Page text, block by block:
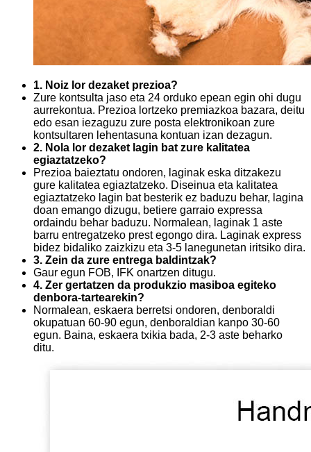
1. Noiz lor dezaket prezioa?
Zure kontsulta jaso eta 24 orduko epean egin ohi dugu
aurrekontua. Prezioa lortzeko premiazkoa bazara, deitu
edo esan iezaguzu zure posta elektronikoan zure
kontsultaren lehentasuna kontuan izan dezagun.
2. Nola lor dezaket lagin bat zure kalitatea
egiaztatzeko?
Prezioa baieztatu ondoren, laginak eska ditzakezu
gure kalitatea egiaztatzeko. Diseinua eta kalitatea
egiaztatzeko lagin bat besterik ez baduzu behar, lagina
doan emango dizugu, betiere garraio expressa
ordaindu behar baduzu. Normalean, laginak 1 aste
barru entregatzeko prest egongo dira. Laginak express
bidez bidaliko zaizkizu eta 3-5 lanegunetan iritsiko dira.
3. Zein da zure entrega baldintzak?
Gaur egun FOB, IFK onartzen ditugu.
4. Zer gertatzen da produkzio masiboa egiteko
denbora-tartearekin?
Normalean, eskaera berretsi ondoren, denboraldi
okupatuan 60-90 egun, denboraldian kanpo 30-60
egun. Baina, eskaera txikia bada, 2-3 aste beharko
ditu.